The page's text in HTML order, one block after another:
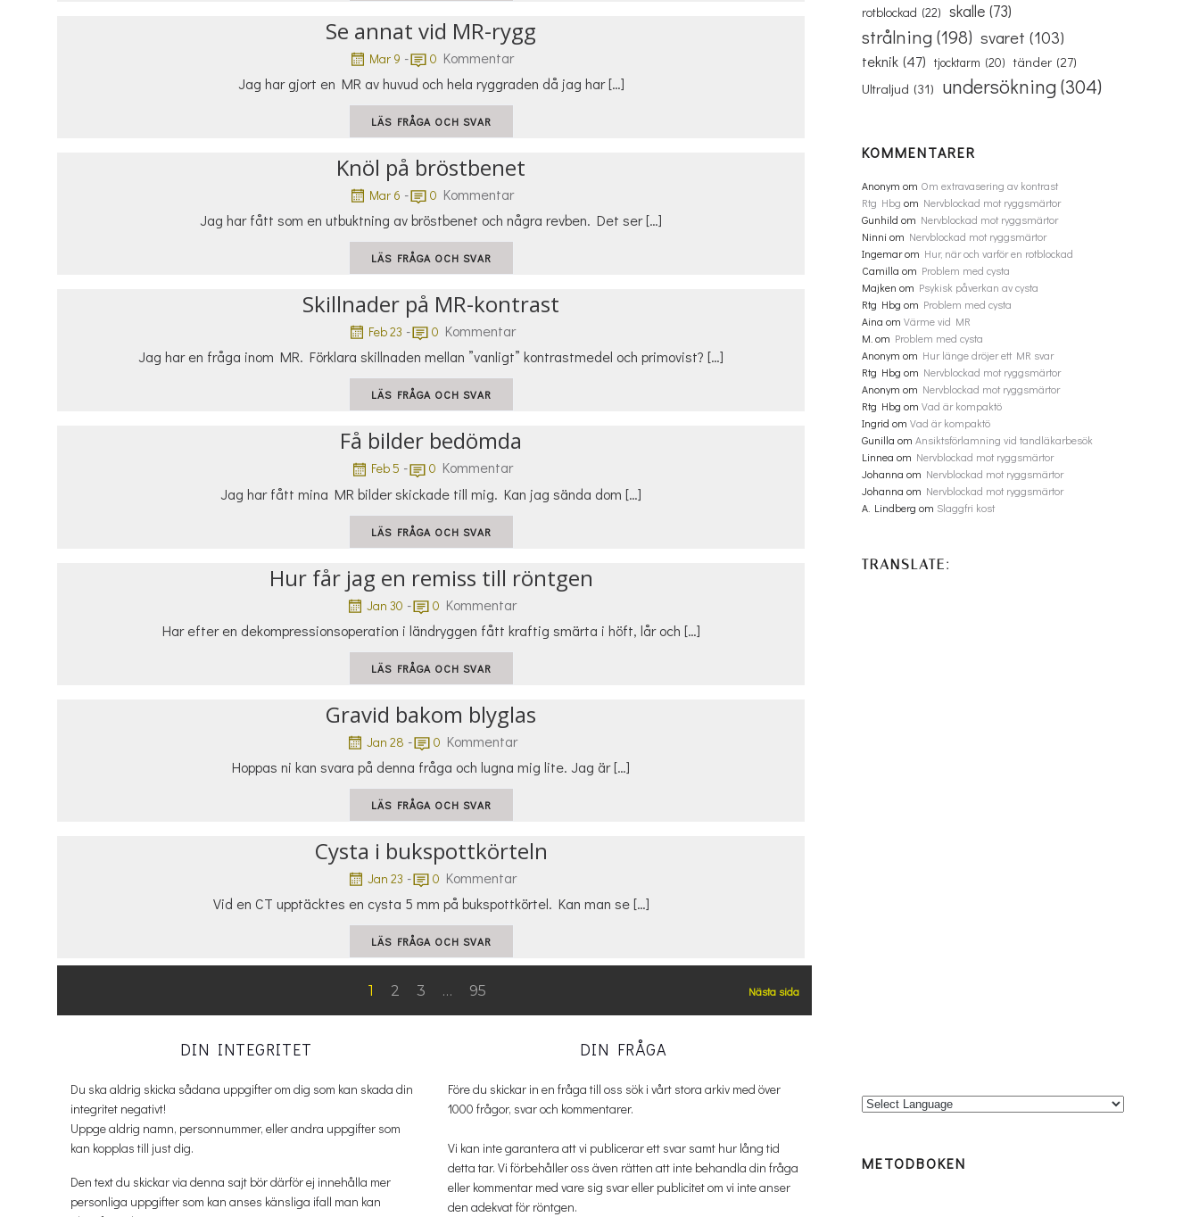
Se annat vid MR-rygg
Mar 9 - 0 Kommentar
Jag har gjort en MR av huvud och hela ryggraden då jag har […]
LÄS FRÅGA OCH SVAR
Knöl på bröstbenet
Mar 6 - 0 Kommentar
Jag har fått som en utbuktning av bröstbenet och några revben. Det ser […]
LÄS FRÅGA OCH SVAR
Skillnader på MR-kontrast
Feb 23 - 0 Kommentar
Jag har en fråga inom MR. Förklara skillnaden mellan ”vanligt” kontrastmedel och primovist? […]
LÄS FRÅGA OCH SVAR
Få bilder bedömda
Feb 5 - 0 Kommentar
Jag har fått mina MR bilder skickade till mig. Kan jag sända dom […]
LÄS FRÅGA OCH SVAR
Hur får jag en remiss till röntgen
Jan 30 - 0 Kommentar
Har efter en dekompressionsoperation i ländryggen fått kraftig smärta i höft, lår och […]
LÄS FRÅGA OCH SVAR
Gravid bakom blyglas
Jan 28 - 0 Kommentar
Hoppas ni kan svara på denna fråga och lugna mig lite. Jag är […]
LÄS FRÅGA OCH SVAR
Cysta i bukspottkörteln
Jan 23 - 0 Kommentar
Vid en CT upptäcktes en cysta 5 mm på bukspottkörtel. Kan man se […]
LÄS FRÅGA OCH SVAR
Posts
navigation
Page
1 Page
2 Page
3 … Page
95
Posts
Nästa sida
DIN INTEGRITET
Du ska aldrig skicka sådana uppgifter om dig som kan skada din
integritet negativt!
Uppge aldrig namn, personnummer, eller andra uppgifter som
kan kopplas till just dig.
Den text du skickar via denna sajt bör därför ej innehålla mer
personliga uppgifter som kan anses känsliga ifall man kan
DIN FRÅGA
Före du skickar in en fråga till oss sök i vårt stora arkiv med över
1000 frågor, svar och kommentarer.
Vi kan inte garantera att vi publicerar ett svar samt hur lång tid
detta tar. Vi förbehåller oss även rätten att inte behandla din fråga
eller kommentar med vare sig svar eller publicitet om vi inte anser
den adekvat för röntgen.
rotblockad (22) skalle (73)
strålning (198) svaret (103)
teknik (47) tjocktarm (20) tänder (27)
Ultraljud (31) undersökning(304)
KOMMENTARER
Anonym om Om extravasering av kontrast
Rtg Hbg om Nervblockad mot ryggsmärtor
Gunhild om Nervblockad mot ryggsmärtor
Ninni om Nervblockad mot ryggsmärtor
Ingemarom Hur, när och varför en rotblockad
Camilla om Problem med cysta
Majken om Psykisk påverkan av cysta
Rtg Hbg om Problem med cysta
Aina omVärme vid MR
M. om Problem med cysta
Anonym om Hur länge dröjer ett MR svar
Rtg Hbg om Nervblockad mot ryggsmärtor
Anonym om Nervblockad mot ryggsmärtor
Rtg Hbg omVad är kompaktö
Ingrid omVad är kompaktö
Gunilla omAnsiktsförlamning vid tandläkarbesök
Linnea om Nervblockad mot ryggsmärtor
Johanna om Nervblockad mot ryggsmärtor
Johanna om Nervblockad mot ryggsmärtor
A. Lindberg om Slaggfri kost
TRANSLATE:
METODBOKEN